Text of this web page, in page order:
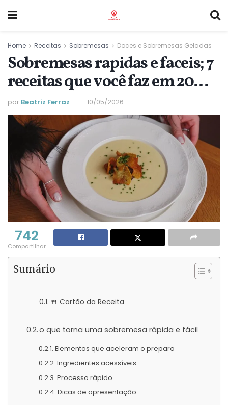
Home Receitas Sobremesas Doces e Sobremesas Geladas
Sobremesas rapidas e faceis; 7
receitas que você faz em 20
minutos
por Beatriz Ferraz 10/05/2026
742
Compartilhar
Sumário
🍴 Cartão da Receita
o que torna uma sobremesa rápida e fácil
Elementos que aceleram o preparo
Ingredientes acessíveis
Processo rápido
Dicas de apresentação